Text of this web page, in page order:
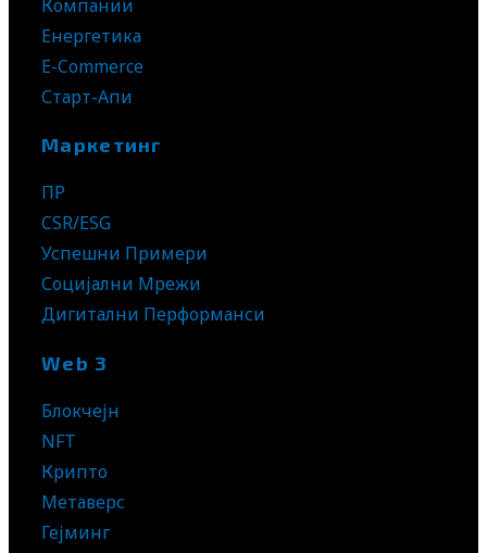
Компании
Енергетика
E-Commerce
Старт-Апи
Маркетинг
ПР
CSR/ESG
Успешни Примери
Социјални Мрежи
Дигитални Перформанси
Web 3
Блокчејн
NFT
Крипто
Метаверс
Гејминг